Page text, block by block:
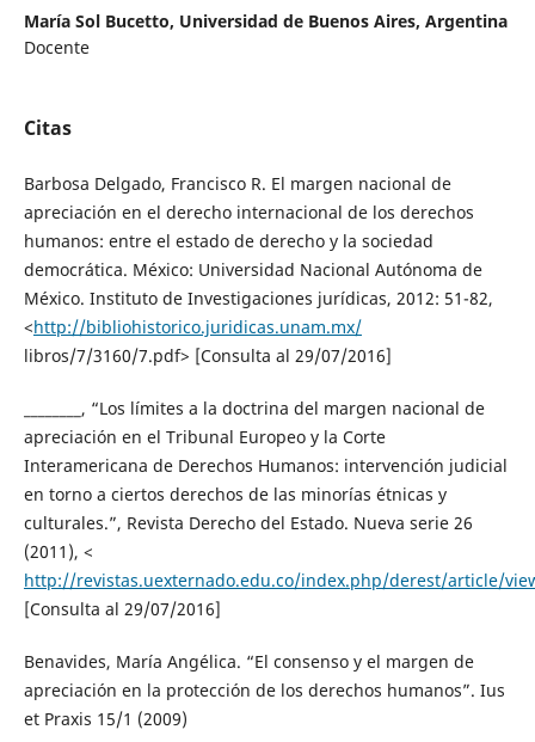
María Sol Bucetto, Universidad de Buenos Aires, Argentina
Docente
Citas
Barbosa Delgado, Francisco R. El margen nacional de
apreciación en el derecho internacional de los derechos
humanos: entre el estado de derecho y la sociedad
democrática. México: Universidad Nacional Autónoma de
México. Instituto de Investigaciones jurídicas, 2012: 51-82,
<http://bibliohistorico.juridicas.unam.mx/
libros/7/3160/7.pdf> [Consulta al 29/07/2016]
________, “Los límites a la doctrina del margen nacional de
apreciación en el Tribunal Europeo y la Corte
Interamericana de Derechos Humanos: intervención judicial
en torno a ciertos derechos de las minorías étnicas y
culturales.”, Revista Derecho del Estado. Nueva serie 26
(2011), <
http://revistas.uexternado.edu.co/index.php/derest/article/
[Consulta al 29/07/2016]
Benavides, María Angélica. “El consenso y el margen de
apreciación en la protección de los derechos humanos”. Ius
et Praxis 15/1 (2009)